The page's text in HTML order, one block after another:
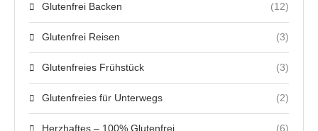
Glutenfrei Backen (12)
Glutenfrei Reisen (3)
Glutenfreies Frühstück (3)
Glutenfreies für Unterwegs (2)
Herzhaftes – 100% Glutenfrei (6)